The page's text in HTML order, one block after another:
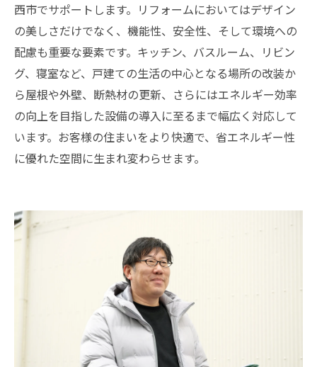
西市でサポートします。リフォームにおいてはデザイン
の美しさだけでなく、機能性、安全性、そして環境への
配慮も重要な要素です。キッチン、バスルーム、リビン
グ、寝室など、戸建ての生活の中心となる場所の改装か
ら屋根や外壁、断熱材の更新、さらにはエネルギー効率
の向上を目指した設備の導入に至るまで幅広く対応して
います。お客様の住まいをより快適で、省エネルギー性
に優れた空間に生まれ変わらせます。